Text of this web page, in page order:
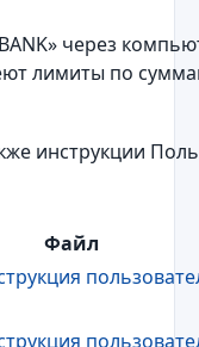
через
лимиты по
инструкции
Файл